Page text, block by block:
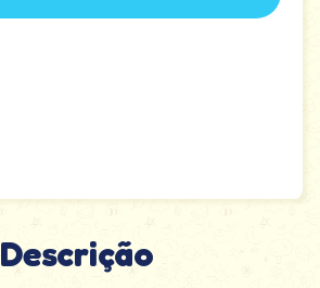
Descrição